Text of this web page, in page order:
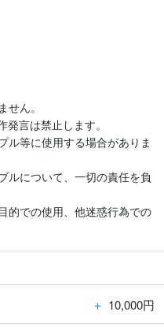
せん。
発言は禁止します。
ル等に使用する場合がありま
ルについて、一切の責任を負
的での使用、他迷惑行為での
＋ 10,000円